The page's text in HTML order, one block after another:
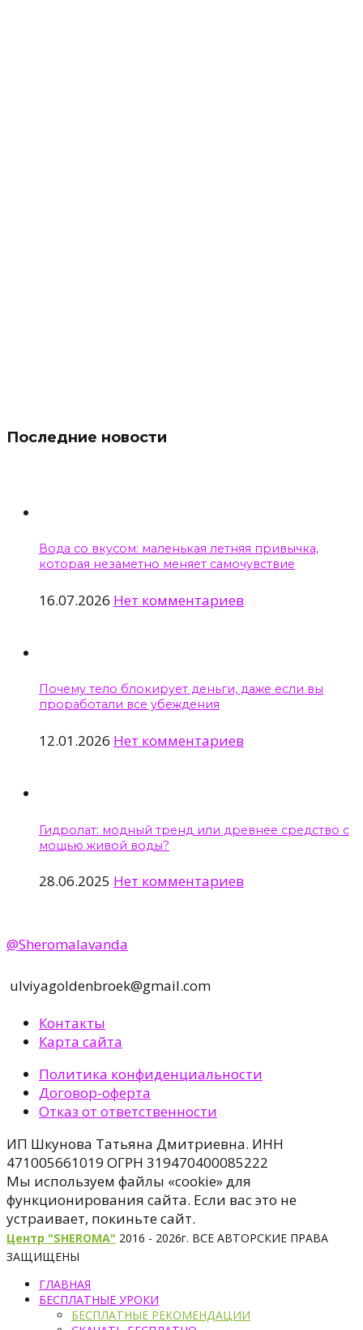
Последние новости
Вода со вкусом: маленькая летняя привычка,
которая незаметно меняет самочувствие
16.07.2026 Нет комментариев
Почему тело блокирует деньги, даже если вы
проработали все убеждения
12.01.2026 Нет комментариев
Гидролат: модный тренд или древнее средство с
мощью живой воды?
28.06.2025 Нет комментариев
@Sheromalavanda
ulviyagoldenbroek@gmail.com
Контакты
Карта сайта
Политика конфиденциальности
Договор-оферта
Отказ от ответственности
ИП Шкунова Татьяна Дмитриевна. ИНН
471005661019 ОГРН 319470400085222
Мы используем файлы «cookie» для
функционирования сайта. Если вас это не
устраивает, покиньте сайт.
Центр "SHEROMA" 2016 - 2026г. ВСЕ АВТОРСКИЕ ПРАВА
ЗАЩИЩЕНЫ
ГЛАВНАЯ
БЕСПЛАТНЫЕ УРОКИ
БЕСПЛАТНЫЕ РЕКОМЕНДАЦИИ